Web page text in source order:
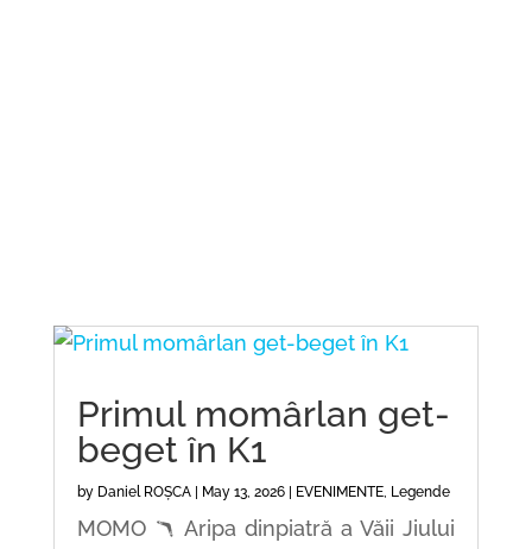
Primul momârlan get-
beget în K1
by Daniel ROȘCA| May 13, 2026| EVENIMENTE, Legende
MOMO 🪃 Aripa dinpiatră a Văii Jiului